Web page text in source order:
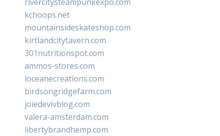
kchoops.net
mountainsideskateshop.com
kirtlandcitytavern.com
301nutritionspot.com
ammos-stores.com
loceanecreations.com
birdsongridgefarm.com
joiedevivblog.com
valera-amsterdam.com
libertybrandhemp.com